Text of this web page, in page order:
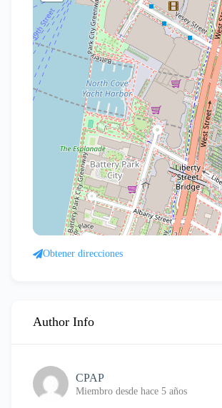
Obtener direcciones
Author Info
CPAP
Miembro desde hace 5 años